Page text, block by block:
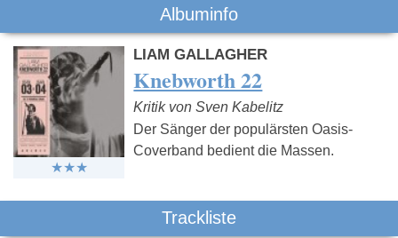
Albuminfo
LIAM GALLAGHER
Knebworth 22
Kritik von Sven Kabelitz
Der Sänger der populärsten Oasis-
Coverband bedient die Massen.
Trackliste